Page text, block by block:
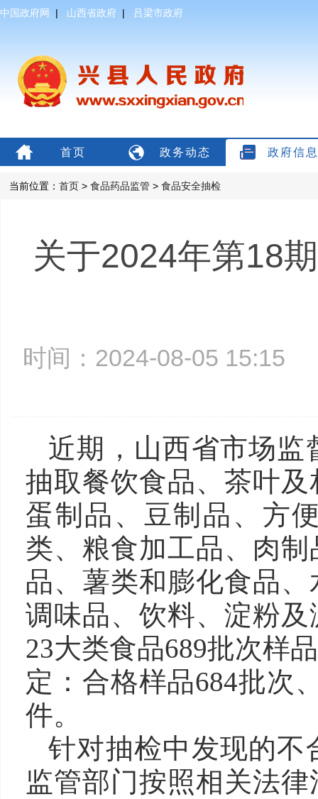
中国政府网 | 山西省政府 | 吕梁市政府
首页 政务动态 政府信
当前位置： 首页 > 食品药品监管 > 食品安全抽检
关于2024年第18
时间：2024-08-05
近期，山西省市场监
抽取餐饮食品、茶叶
蛋制品、豆制品、方
类、粮食加工品、肉
品、薯类和膨化食品
调味品、饮料、淀粉
23大类食品689批次样
定：合格样品684批次
件。
针对抽检中发现的不
监管部门按照相关法